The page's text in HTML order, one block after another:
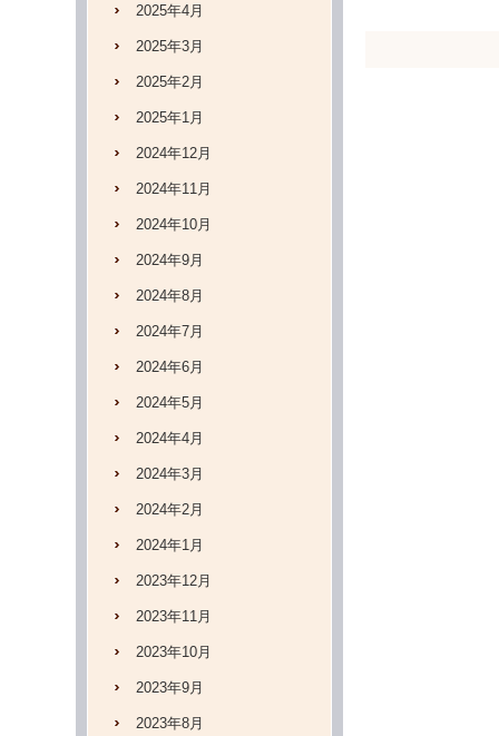
2025年4月
2025年3月
2025年2月
2025年1月
2024年12月
2024年11月
2024年10月
2024年9月
2024年8月
2024年7月
2024年6月
2024年5月
2024年4月
2024年3月
2024年2月
2024年1月
2023年12月
2023年11月
2023年10月
2023年9月
2023年8月